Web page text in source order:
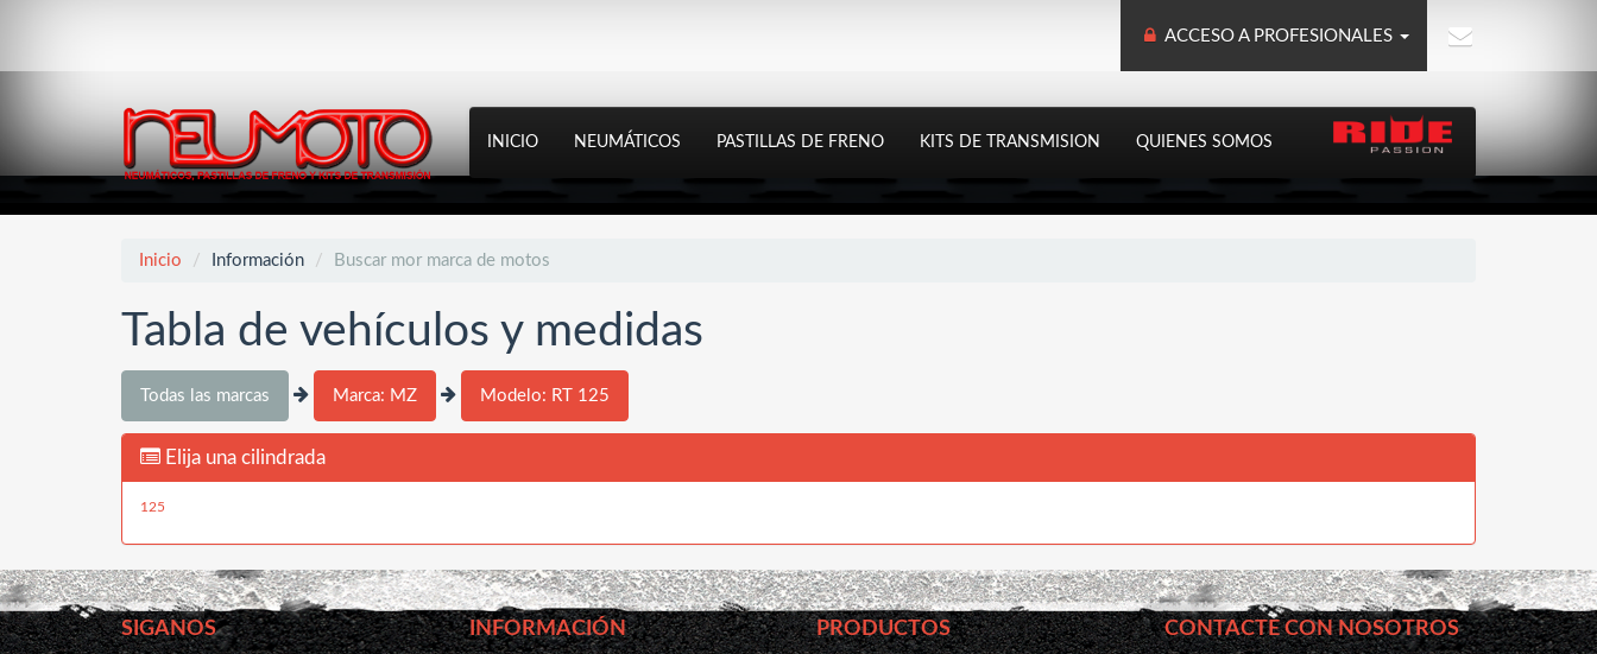
ACCESO A PROFESIONALES
INICIO NEUMÁTICOS PASTILLAS DE FRENO KITS DE TRANSMISION QUIENES SOMOS
Inicio Información Buscar mor marca de motos
Tabla de vehículos y medidas
Todas las marcas Marca: MZ Modelo: RT 125
Elija una cilindrada
125
SIGANOS
INFORMACIÓN PRODUCTOS CONTACTE CON NOSOTROS